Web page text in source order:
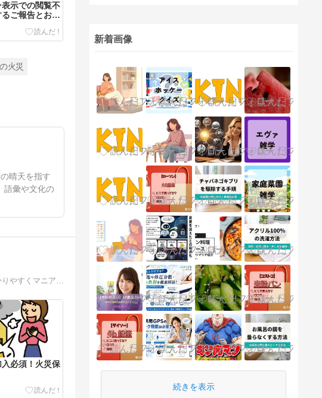
示での閲覧不
ご報告とお詫
火災
晴天を指す
語彙や文化の
必須！火災保
新着画像
続きを表示